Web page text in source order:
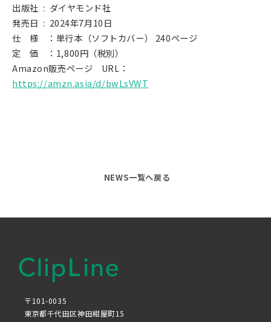
出版社 ‏ : ‎ ダイヤモンド社
発売日 ‏ : ‎ 2024年7月10日
仕 様 ：単行本（ソフトカバー） 240ページ
定 価 ：1,800円（税別）
Amazon販売ページ URL：
https://amzn.asia/d/bwLsVWT
NEWS一覧へ戻る
〒101-0035
東京都千代田区神田紺屋町15